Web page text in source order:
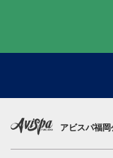
アビスパ福